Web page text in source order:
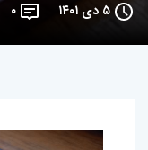
۵ دی ۱۴۰۱ ۰